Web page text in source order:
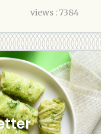
views : 7384